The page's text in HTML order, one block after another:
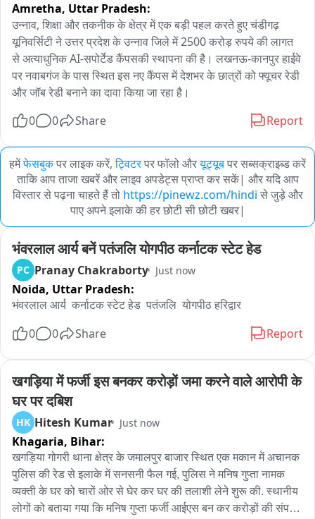
Amretha, Uttar Pradesh:
उन्नाव, शिक्षा और तकनीक के क्षेत्र में एक बड़ी पहल करते हुए चंडीगढ़
यूनिवर्सिटी ने उत्तर प्रदेश के उन्नाव जिले में 2500 करोड़ रुपये की लागत
से अत्याधुनिक AI-सपोर्टेड कैंपसकी स्थापना की है। लखनऊ-कानपुर हाईवे
पर नवाबगंज के पास स्थित इस नए कैंपस में देशभर के छात्रों को फ्यूचर रेडी
और जॉब रेडी बनाने का दावा किया जा रहा है।
0
0 Share Report
हमेंफेसबुकपर लाइक करें, ट्विटरपर फॉलो औरयूट्यूबपर सब्सक्राइब्ड करें
ताकि आप ताजा खबरें और लाइव अपडेट्स प्राप्त कर सकें| और यदि आप
विस्तार से पढ़ना चाहते हैं तो https://pinewz.com/hindi से जुड़े और
पाए अपने इलाके की हर छोटी सी छोटी खबर|
भंवरलाल आर्य बनें पतंजलि योगपीठ कर्नाटक स्टेट हेड
PC Pranay Chakraborty Just now
Noida, Uttar Pradesh:
भंवरलाल आर्य  कर्नाटक स्टेट हेड  पतंजलि  योगपीठ हरिद्वार
0 0 Share Report
खगड़िया में फर्जी इस बनकर करोड़ों जमा करने वाले आरोपी के
घर पर दबिश
HK Hitesh Kumar Just now
Khagaria, Bihar:
खगड़िया गोगरी थाना क्षेत्र के जमालपुर बाजार स्थित एक मकान में अचानक
पुलिस की रेड से इलाके में सनसनी फैल गई, पुलिस ने मनिष गुप्ता नामक
व्यक्ती के घर को चारों ओर से घेर कर घर की तलाशी लेने शुरू की. स्थानीय
लोगों को बताया गया कि मनिष गुप्ता फर्जी आईएस बन कर करोड़ों की संपत्ति